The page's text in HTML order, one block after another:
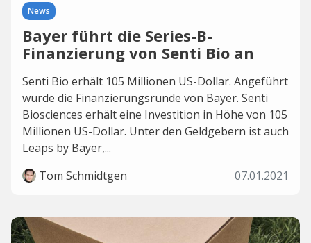
News
Bayer führt die Series-B-
Finanzierung von Senti Bio an
Senti Bio erhält 105 Millionen US-Dollar. Angeführt
wurde die Finanzierungsrunde von Bayer. Senti
Biosciences erhält eine Investition in Höhe von 105
Millionen US-Dollar. Unter den Geldgebern ist auch
Leaps by Bayer,...
Tom Schmidtgen
07.01.2021